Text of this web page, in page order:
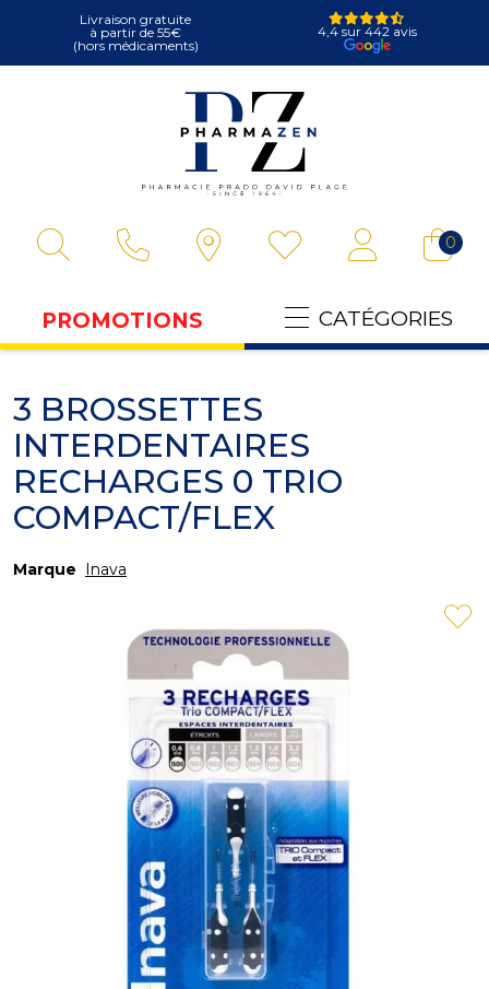
Livraison gratuite
à partir de 55€
(hors médicaments)
4,4 sur 442 avis
0
PROMOTIONS CATÉGORIES
3 BROSSETTES
INTERDENTAIRES
RECHARGES 0 TRIO
COMPACT/FLEX
Marque Inava